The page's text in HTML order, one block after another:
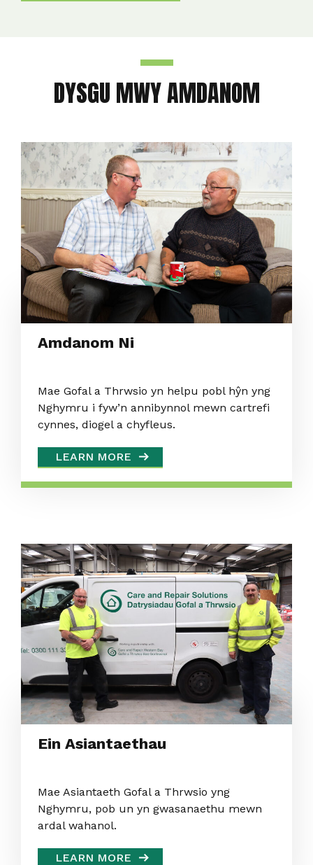
DYSGU MWY AMDANOM
Amdanom Ni
Mae Gofal a Thrwsio yn helpu pobl hŷn yng
Nghymru i fyw’n annibynnol mewn cartrefi
cynnes, diogel a chyfleus.
LEARN MORE
Ein Asiantaethau
Mae Asiantaeth Gofal a Thrwsio yng
Nghymru, pob un yn gwasanaethu mewn
ardal wahanol.
LEARN MORE